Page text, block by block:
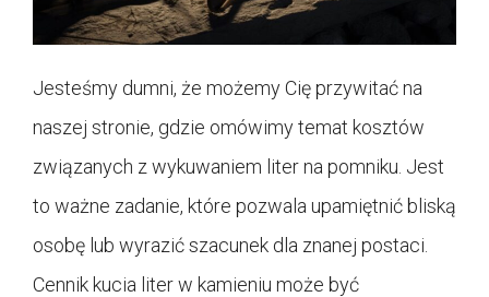
Jesteśmy dumni, że możemy Cię przywitać na
naszej stronie, gdzie omówimy temat kosztów
związanych z wykuwaniem liter na pomniku. Jest
to ważne zadanie, które pozwala upamiętnić bliską
osobę lub wyrazić szacunek dla znanej postaci.
Cennik kucia liter w kamieniu może być